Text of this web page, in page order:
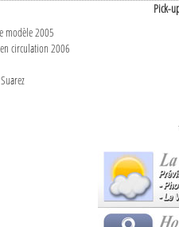
Pick-
modèle 2005
circulation 2006